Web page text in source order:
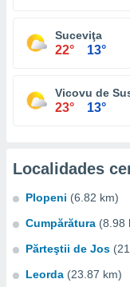
Suceviţa
22° 13°
Vicovu de
23° 13°
Localidades
Plopeni (6.82 km)
Cumpărătura (8.98
Părteştii de Jos
Leorda (23.87 km)